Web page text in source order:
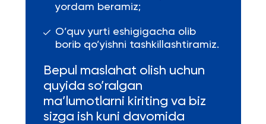
yordam beramiz;
O’quv yurti eshigigacha olib
borib qo’yishni tashkillashtiramiz.
Bepul maslahat olish uchun
quyida so’ralgan
ma’lumotlarni kiriting va biz
sizga ish kuni davomida